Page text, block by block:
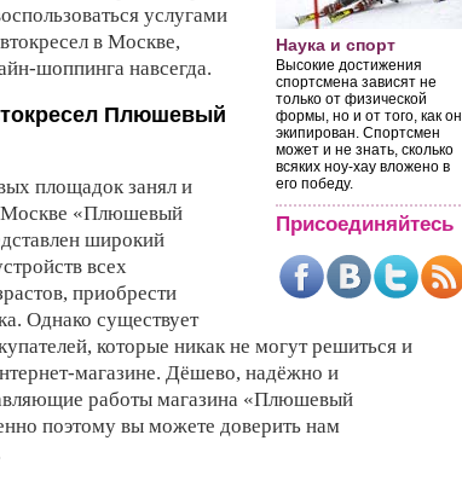
Наука и спорт
Высокие достижения
спортсмена зависят не
только от физической
формы, но и от того, как он
экипирован. Спортсмен
может и не знать, сколько
всяких ноу-хау вложено в
его победу.
Присоединяйтесь
услугами
в Москве,
шоппинга навсегда.
Плюшевый
площадок занял и
Москве «Плюшевый
широкий
всех
приобрести
Однако существует
которые никак не могут решиться и
магазине. Дёшево, надёжно и
работы магазина «Плюшевый
поэтому вы можете доверить нам